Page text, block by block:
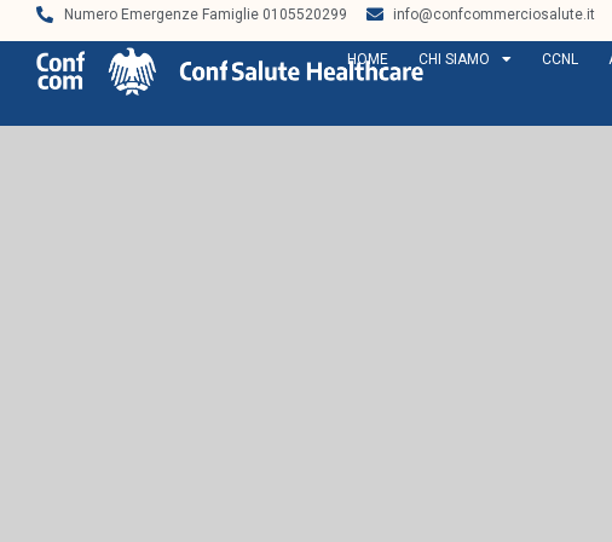
Numero Emergenze Famiglie 0105520299 info@confcommerciosalute.it
HOME CHI SIAMO CCNL